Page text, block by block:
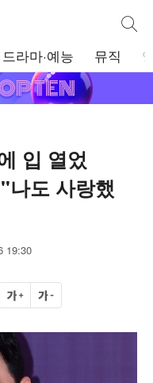
통합
드라마·예능 뮤직
입 열었
도 사랑했
19:30
기
사
글자 크게글자 작게